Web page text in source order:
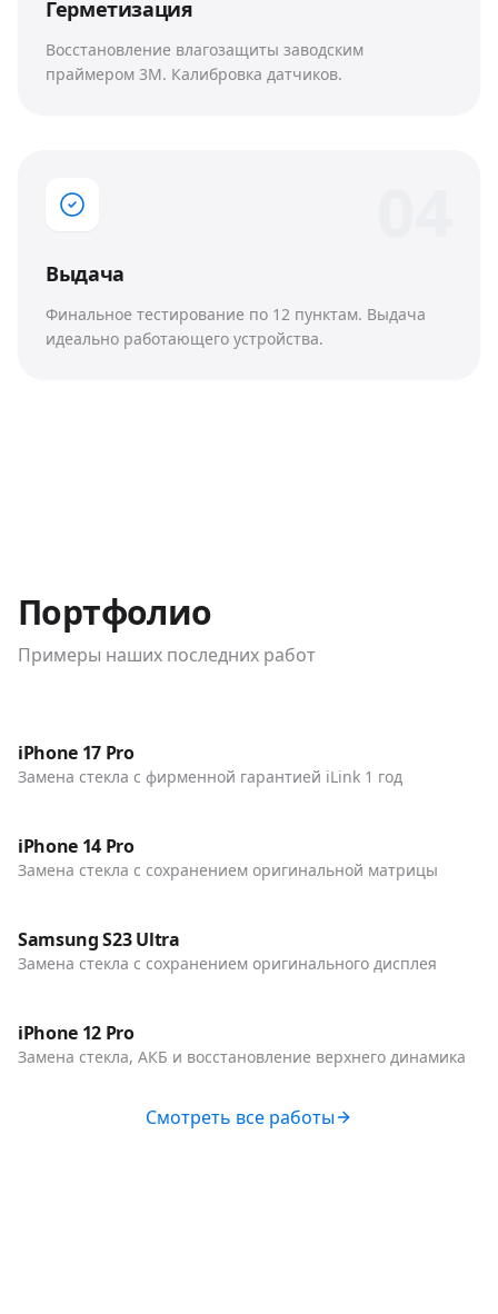
Герметизация
Восстановление влагозащиты заводским
праймером 3M. Калибровка датчиков.
Выдача
Финальное тестирование по 12 пунктам. Выдача
идеально работающего устройства.
Портфолио
Примеры наших последних работ
Телефоны
iPhone 17 Pro
Замена стекла с фирменной гарантией iLink 1 год
Телефоны
До / После
iPhone 14 Pro
Замена стекла с сохранением оригинальной матрицы
Телефоны
До / После
Samsung S23 Ultra
Замена стекла с сохранением оригинального дисплея
Телефоны
До / После
iPhone 12 Pro
Замена стекла, АКБ и восстановление верхнего динамика
Смотреть все работы